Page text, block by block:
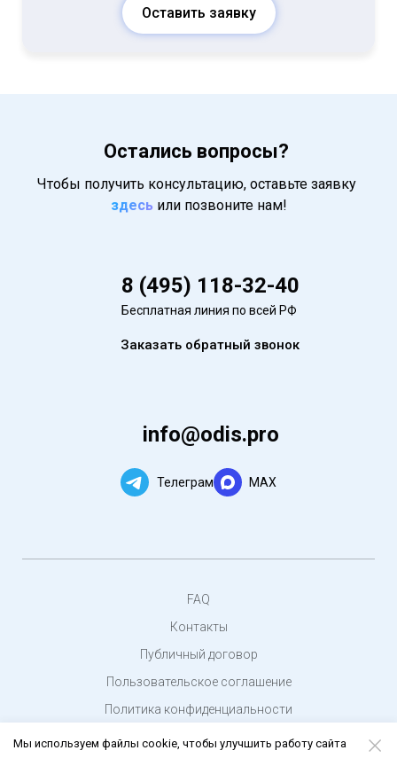
Оставить заявку
Остались вопросы?
Чтобы получить консультацию, оставьте заявку
здесь или позвоните нам!
8 (495) 118-32-40
Бесплатная линия по всей РФ
Заказать обратный звонок
info@odis.pro
Телеграм MAX
FAQ
Контакты
Публичный договор
Пользовательское соглашение
Политика конфиденциальности
© 2020 - 2024 — «Odis.pro». Все права защищены
Мы используем файлы cookie, чтобы улучшить работу сайта